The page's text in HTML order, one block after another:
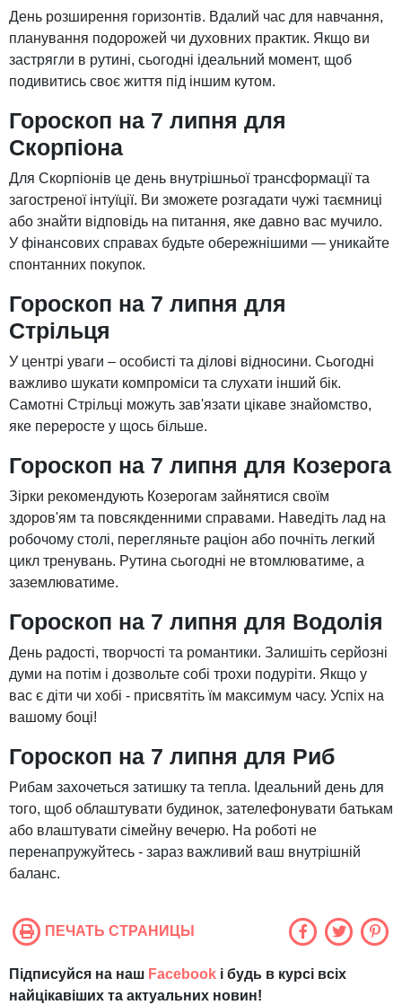
День розширення горизонтів. Вдалий час для навчання,
планування подорожей чи духовних практик. Якщо ви
застрягли в рутині, сьогодні ідеальний момент, щоб
подивитись своє життя під іншим кутом.
Гороскоп на 7 липня для
Скорпіона
Для Скорпіонів це день внутрішньої трансформації та
загостреної інтуїції. Ви зможете розгадати чужі таємниці
або знайти відповідь на питання, яке давно вас мучило.
У фінансових справах будьте обережнішими — уникайте
спонтанних покупок.
Гороскоп на 7 липня для
Стрільця
У центрі уваги – особисті та ділові відносини. Сьогодні
важливо шукати компроміси та слухати інший бік.
Самотні Стрільці можуть зав'язати цікаве знайомство,
яке переросте у щось більше.
Гороскоп на 7 липня для Козерога
Зірки рекомендують Козерогам зайнятися своїм
здоров'ям та повсякденними справами. Наведіть лад на
робочому столі, перегляньте раціон або почніть легкий
цикл тренувань. Рутина сьогодні не втомлюватиме, а
заземлюватиме.
Гороскоп на 7 липня для Водолія
День радості, творчості та романтики. Залишіть серйозні
думи на потім і дозвольте собі трохи подуріти. Якщо у
вас є діти чи хобі - присвятіть їм максимум часу. Успіх на
вашому боці!
Гороскоп на 7 липня для Риб
Рибам захочеться затишку та тепла. Ідеальний день для
того, щоб облаштувати будинок, зателефонувати батькам
або влаштувати сімейну вечерю. На роботі не
перенапружуйтесь - зараз важливий ваш внутрішній
баланс.
ПЕЧАТЬ СТРАНИЦЫ
Підписуйся на наш Facebook і будь в курсі всіх
найцікавіших та актуальних новин!